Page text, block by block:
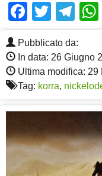
Pubblicato da:
In data: 26 Giugno
Ultima modifica:
Tag: korra,